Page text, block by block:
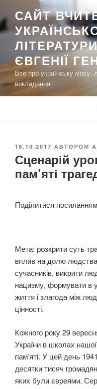
е
р
т
САЙТ
ЄВГЕНІЇ
Все про українську мову,
викладання
О
П
У
Б
О
О
16.10.2017 АВТОРОМ
Сценарій
пам’яті
Поділитися
Мета: розкрити суть
вплив на долю
сучасників, викрити
нацизму, формувати в
життя і злагода між
цінності.
Кожного року 29
України в школах
пам’яті. У цей день
десятки тисяч
яких були євреями.